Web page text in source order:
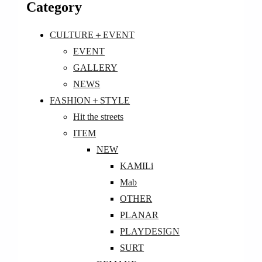
Category
CULTURE＋EVENT
EVENT
GALLERY
NEWS
FASHION＋STYLE
Hit the streets
ITEM
NEW
KAMILi
Mab
OTHER
PLANAR
PLAYDESIGN
SURT